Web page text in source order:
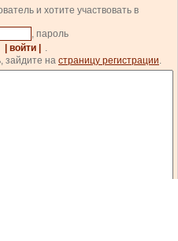
и хотите участвовать в
, пароль
| войти |
.
зайдите на страницу регистрации.